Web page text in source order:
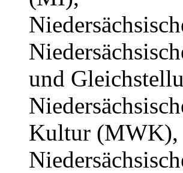
und
Kultur (MWK),